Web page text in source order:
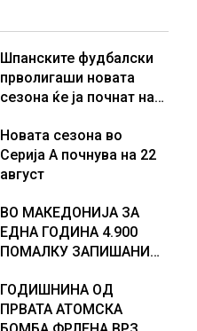
Шпанските фудбалски
прволигаши новата
сезона ќе ја почнат на
Новата сезона во
Серија А почнува на 22
август
ВО МАКЕДОНИЈА ЗА
ЕДНА ГОДИНА 4.900
ПОМАЛКУ ЗАПИШАНИ
ГОДИШНИНА ОД
ПРВАТА АТОМСКА